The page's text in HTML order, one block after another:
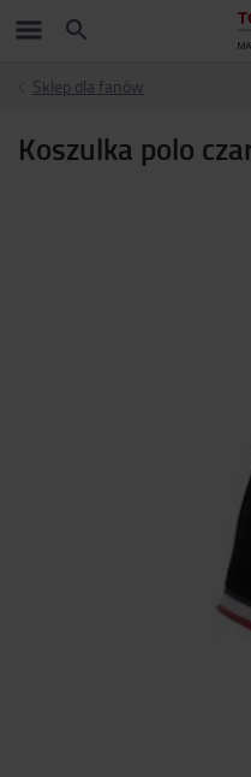
Sklep dla fanów
Koszulka polo